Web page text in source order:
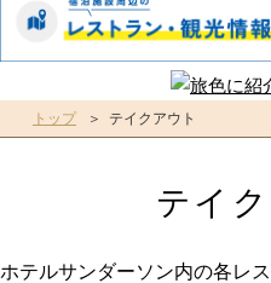
トップ テイクアウト
テイ
ホテルサンダーソン内の各レ